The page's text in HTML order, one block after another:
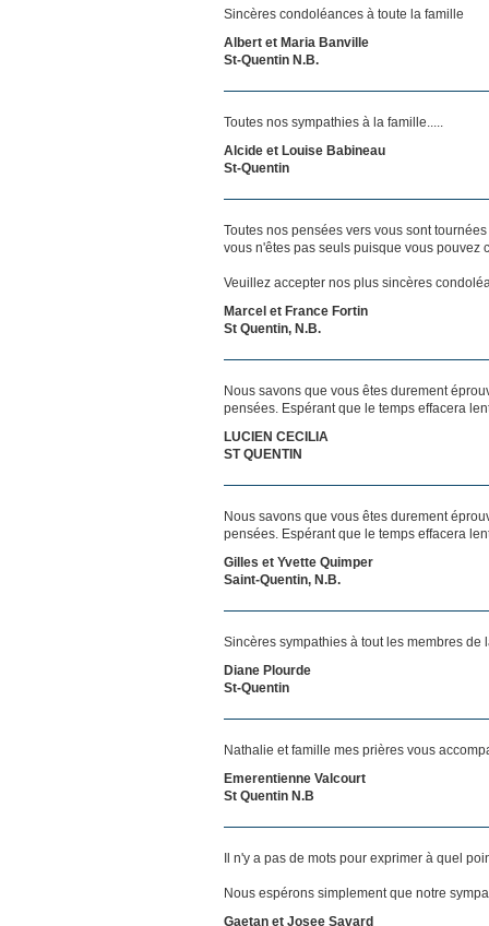
Sincères condoléances à toute la famille
Albert et Maria Banville
St-Quentin N.B.
Toutes nos sympathies à la famille.....
Alcide et Louise Babineau
St-Quentin
Toutes nos pensées vers vous sont
vous n'êtes pas seuls puisque vous pouvez
Veuillez accepter nos plus sincères
Marcel et France Fortin
St Quentin, N.B.
Nous savons que vous êtes durement
pensées. Espérant que le temps effacera
LUCIEN CECILIA
ST QUENTIN
Nous savons que vous êtes durement
pensées. Espérant que le temps effacera
Gilles et Yvette Quimper
Saint-Quentin, N.B.
Sincères sympathies à tout les membres de
Diane Plourde
St-Quentin
Nathalie et famille mes prières vous
Emerentienne Valcourt
St Quentin N.B
Il n'y a pas de mots pour exprimer à quel
Nous espérons simplement que notre
Gaetan et Josee Savard